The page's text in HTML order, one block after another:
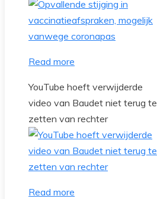
Read more
YouTube hoeft verwijderde
video van Baudet niet terug te
zetten van rechter
Read more